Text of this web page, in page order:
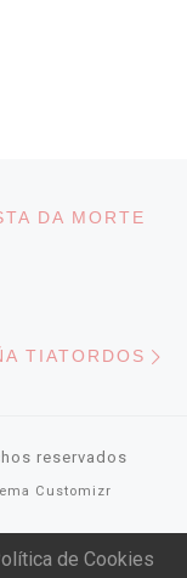
DA MORTE
TIATORDOS
reservados
Customizr
de Cookies